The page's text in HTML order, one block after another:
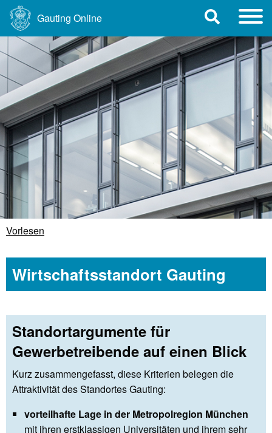
Gauting Online
Vorlesen
Wirtschaftsstandort Gauting
Standortargumente für
Gewerbetreibende auf einen Blick
Kurz zusammengefasst, diese Kriterien belegen die
Attraktivität des Standortes Gauting:
vorteilhafte Lage in der Metropolregion München
mit ihren erstklassigen Universitäten und ihrem sehr